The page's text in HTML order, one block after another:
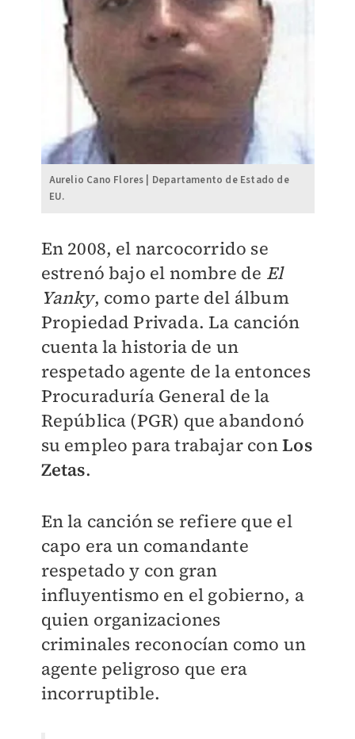
Aurelio Cano Flores | Departamento de Estado de
EU.
En 2008, el narcocorrido se
estrenó bajo el nombre de El
Yanky, como parte del álbum
Propiedad Privada. La canción
cuenta la historia de un
respetado agente de la entonces
Procuraduría General de la
República (PGR) que abandonó
su empleo para trabajar conLos
Zetas.
En la canción se refiere que el
capo era un comandante
respetado y con gran
influyentismo en el gobierno, a
quien organizaciones
criminales reconocían como un
agente peligroso que era
incorruptible.